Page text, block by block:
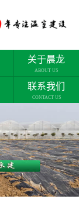
关于晨龙
ABOUT US
联系我们
CONTACT US